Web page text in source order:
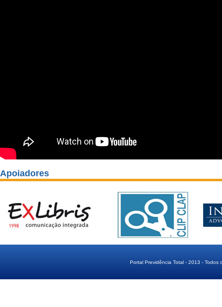
Apoiadores
Portal Previdência Total - 2013 - Todos